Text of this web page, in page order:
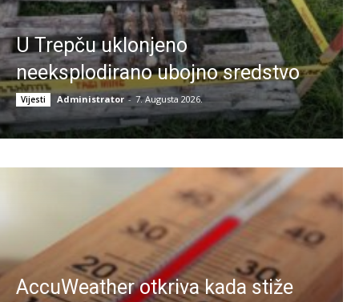
U Trepču uklonjeno
neeksplodirano ubojno sredstvo
Vijesti Administrator - 7. Augusta 2026.
AccuWeather otkriva kada stiže